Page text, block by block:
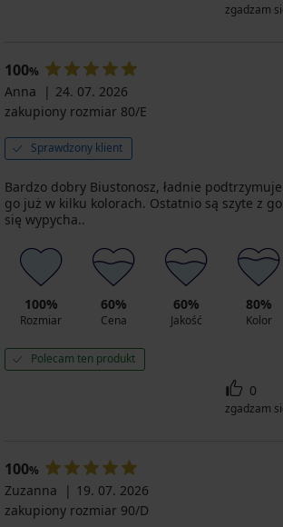
zgadzam
100%
Anna
24. 07. 2026
zakupiony rozmiar 80/E
Sprawdzony klient
Bardzo dobry Biustonosz, ładnie
go już w kilku kolorach. Ostatnio są szyte z
się wypycha..
100%
Rozmiar
60%
Cena
60%
Jakość
80%
Kolor
Polecam ten produkt
0
zgadzam
100%
Zuzanna
19. 07. 2026
zakupiony rozmiar 90/D